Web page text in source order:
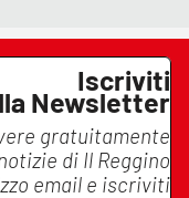
Iscriviti
Newsletter
gratuitamente
di Il Reggino
email e iscriviti